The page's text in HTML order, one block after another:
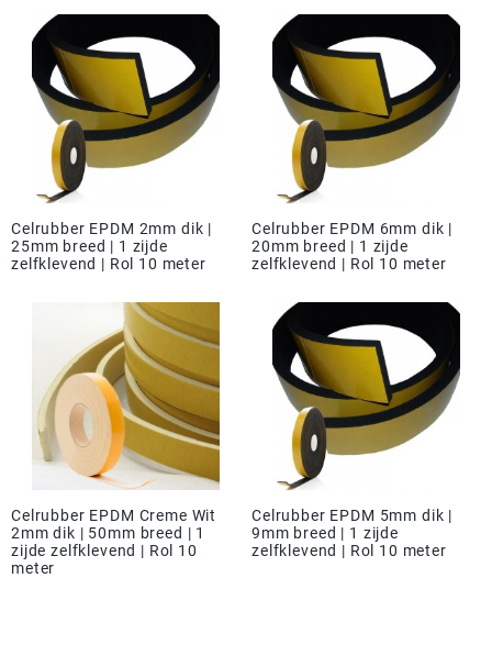
Celrubber EPDM 2mm dik |
25mm breed | 1 zijde
zelfklevend | Rol 10 meter
Celrubber EPDM 6mm dik |
20mm breed | 1 zijde
zelfklevend | Rol 10 meter
Celrubber EPDM Creme Wit
2mm dik | 50mm breed | 1
zijde zelfklevend | Rol 10
meter
Celrubber EPDM 5mm dik |
9mm breed | 1 zijde
zelfklevend | Rol 10 meter